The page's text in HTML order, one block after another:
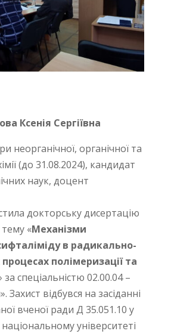
Ксенія Сергіївна
неорганічної, органічної та
(до 31.08.2024), кандидат
наук, доцент
докторськудисертацію
«Механізми
в радикально-
полімеризації та
за спеціальністю 02.00.04 –
Захист відбувся на засіданні
вченої ради Д 35.051.10 у
університеті